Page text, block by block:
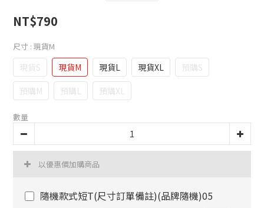
NT$790
尺寸 : 現貨M
現貨S 現貨M 現貨L 現貨XL
預購S
預購M
預購L 預購XL
數量
以優惠價加購商品
隨機款式短T(尺寸訂單備註)(品牌隨機)05